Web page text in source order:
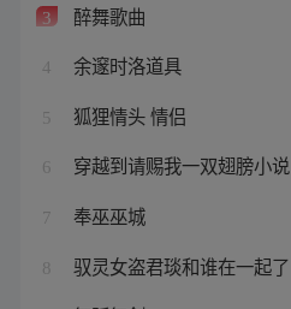
3 醉舞歌曲
4 余邃时洛道具
5 狐狸情头 情侣
6 穿越到请赐我一双翅膀小说
7 奉巫巫城
8 驭灵女盗君琰和谁在一起了